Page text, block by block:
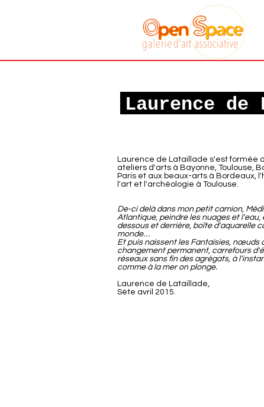
Galerie art
associative
Laurence
Laurence de Lataillade s'est formée
ateliers d'arts à Bayonne, Toulouse,
Paris et aux beaux-arts à Bordeaux,
l'art et l'archéologie à Toulouse.
De-ci delà dans mon petit camion,
Atlantique, peindre les nuages et l'eau,
dessous et derrière, boîte d'aquarelle
monde…
Et puis naissent les Fantaisies, nœuds
changement permanent, carrefours
réseaux sans fin des agrégats, à
comme à la mer on plonge.
Laurence de Lataillade,
Sète avril 2015.